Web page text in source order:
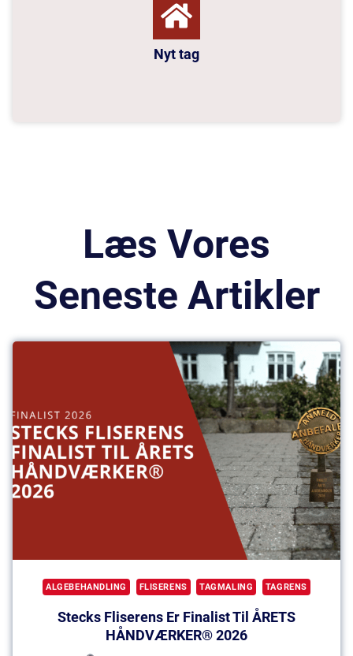
Nyt tag
Læs Vores
Seneste Artikler
ALGEBEHANDLING FLISERENS TAGMALING TAGRENS
Stecks Fliserens Er Finalist Til ÅRETS
HÅNDVÆRKER® 2026